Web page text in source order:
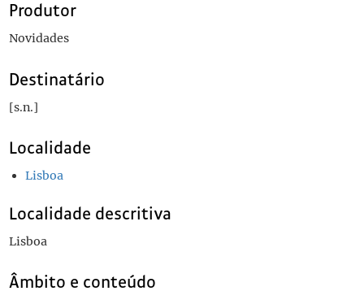
Produtor
Novidades
Destinatário
[s.n.]
Localidade
Lisboa
Localidade descritiva
Lisboa
Âmbito e conteúdo